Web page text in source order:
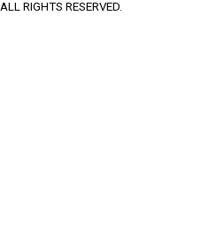
RIGHTS RESERVED.